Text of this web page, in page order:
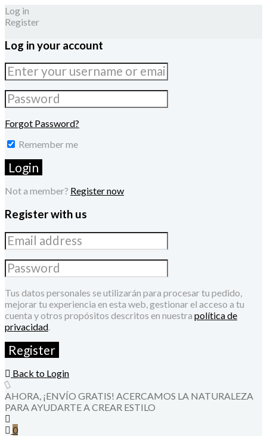
Log in
Register
Log in your account
Forgot Password?
Remember me
Not a member? Register now
Register with us
Tus datos personales se utilizarán para procesar tu pedido,
mejorar tu experiencia en esta web, gestionar el acceso a tu
cuenta y otros propósitos descritos en nuestra política de
privacidad.
Back to Login
AHORA, ¡ENVÍO GRATIS! ACERCAMOS LA NATURALEZA
PARA AYUDARTE A CREAR ESTILO
0